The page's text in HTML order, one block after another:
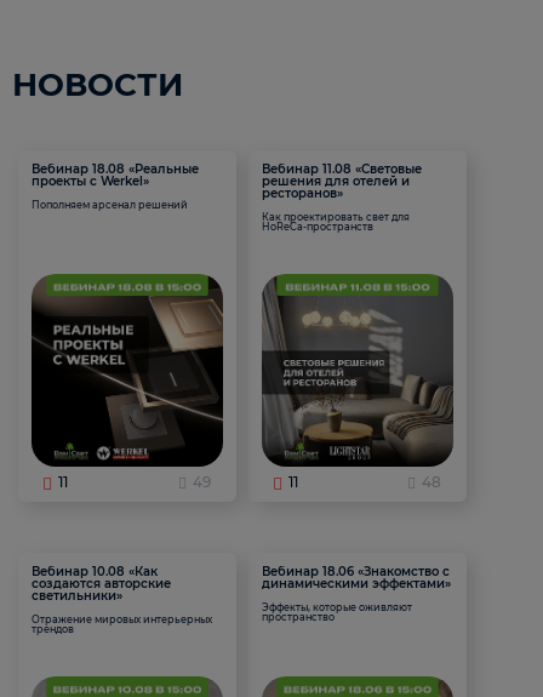
НОВОСТИ
Вебинар 18.08 «Реальные
проекты с Werkel»
Пополняем арсенал решений
11 49
Вебинар 11.08 «Световые
решения для отелей и
ресторанов»
Как проектировать свет для
HoReCa-пространств
11 48
Вебинар 10.08 «Как
создаются авторские
светильники»
Отражение мировых интерьерных
трендов
Вебинар 18.06 «Знакомство с
динамическими эффектами»
Эффекты, которые оживляют
пространство